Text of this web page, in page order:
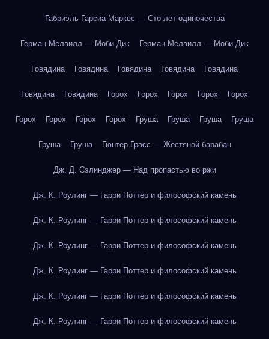
Габриэль Гарсиа Маркес — Сто лет одиночества
Герман Мелвилл — Моби Дик Герман Мелвилл — Моби Дик
Говядина Говядина Говядина Говядина Говядина
Говядина Говядина Горох Горох Горох Горох Горох
Горох Горох Горох Горох Груша Груша Груша Груша
Груша Груша Гюнтер Грасс — Жестяной барабан
Дж. Д. Сэлинджер — Над пропастью во ржи
Дж. К. Роулинг — Гарри Поттер и философский камень
Дж. К. Роулинг — Гарри Поттер и философский камень
Дж. К. Роулинг — Гарри Поттер и философский камень
Дж. К. Роулинг — Гарри Поттер и философский камень
Дж. К. Роулинг — Гарри Поттер и философский камень
Дж. К. Роулинг — Гарри Поттер и философский камень